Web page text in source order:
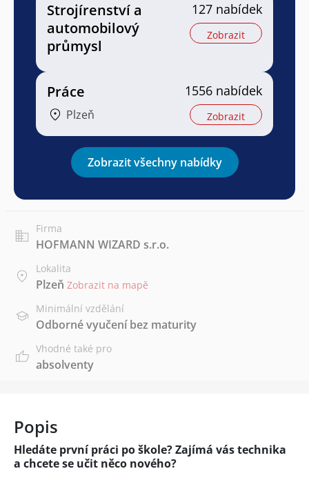
Strojírenství a
automobilový
průmysl
127 nabídek
Zobrazit
Práce
Plzeň
1556 nabídek
Zobrazit
Zobrazit všechny nabídky
Firma
HOFMANN WIZARD s.r.o.
Lokalita
Plzeň Zobrazit na mapě
Minimální vzdělání
Odborné vyučení bez maturity
Vhodné také pro
absolventy
Popis
Hledáte první práci po škole? Zajímá vás technika
a chcete se učit něco nového?